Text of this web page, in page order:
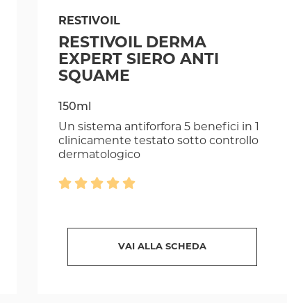
RESTIVOIL
RESTIVOIL DERMA
EXPERT SIERO ANTI
SQUAME
150ml
Un sistema antiforfora 5 benefici in 1
clinicamente testato sotto controllo
dermatologico
VAI ALLA SCHEDA